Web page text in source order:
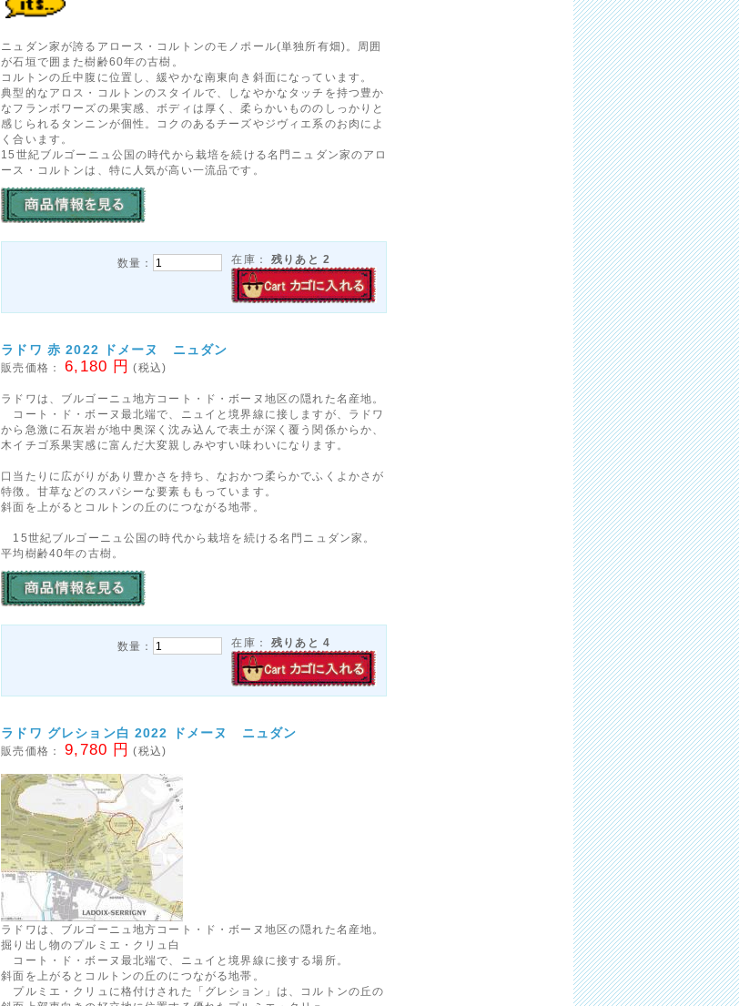
ニュダン家が誇るアロース・コルトンのモノポール(単独所有畑)。周囲
が石垣で囲また樹齢60年の古樹。
コルトンの丘中腹に位置し、緩やかな南東向き斜面になっています。
典型的なアロス・コルトンのスタイルで、しなやかなタッチを持つ豊か
なフランボワーズの果実感、ボディは厚く、柔らかいもののしっかりと
感じられるタンニンが個性。コクのあるチーズやジヴィエ系のお肉によ
く合います。
15世紀ブルゴーニュ公国の時代から栽培を続ける名門ニュダン家のアロ
ース・コルトンは、特に人気が高い一流品です。
数量： 在庫：残りあと 2
ラドワ 赤 2022 ドメーヌ ニュダン
販売価格：6,180 円 (税込)
ラドワは、ブルゴーニュ地方コート・ド・ボーヌ地区の隠れた名産地。
コート・ド・ボーヌ最北端で、ニュイと境界線に接しますが、ラドワ
から急激に石灰岩が地中奥深く沈み込んで表土が深く覆う関係からか、
木イチゴ系果実感に富んだ大変親しみやすい味わいになります。
口当たりに広がりがあり豊かさを持ち、なおかつ柔らかでふくよかさが
特徴。甘草などのスパシーな要素ももっています。
斜面を上がるとコルトンの丘のにつながる地帯。
15世紀ブルゴーニュ公国の時代から栽培を続ける名門ニュダン家。
平均樹齢40年の古樹。
数量： 在庫：残りあと 4
ラドワ グレション白 2022 ドメーヌ ニュダン
販売価格：9,780 円 (税込)
ラドワは、ブルゴーニュ地方コート・ド・ボーヌ地区の隠れた名産地。
掘り出し物のプルミエ・クリュ白
コート・ド・ボーヌ最北端で、ニュイと境界線に接する場所。
斜面を上がるとコルトンの丘のにつながる地帯。
プルミエ・クリュに格付けされた「グレション」は、コルトンの丘の